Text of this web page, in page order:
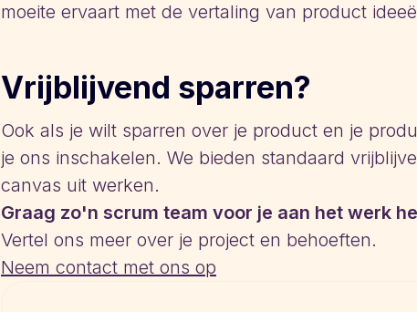
moeite ervaart met de vertaling van product
Vrijblijvend sparren?
Ook als je wilt sparren over je product en je
je ons inschakelen. We bieden standaard
canvas uit werken.
Graag zo'n scrum team voor je aan het werk
Vertel ons meer over je project en behoeften.
Neem contact met ons op